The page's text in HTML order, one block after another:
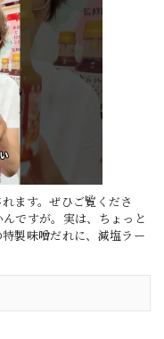
ます。ぜひご覧くださ
ですが。実は、ちょっと
製味噌だれに、減塩ラー